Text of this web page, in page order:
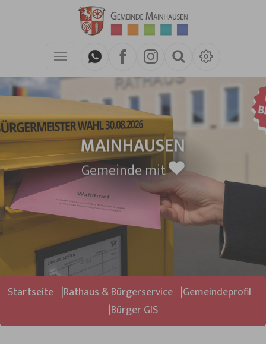
Zum Hauptinhalt springen
MAINHAUSEN
Gemeinde mit
Sie sind hier:
Startseite Rathaus & Bürgerservice
Gemeindeprofil
Bürger GIS